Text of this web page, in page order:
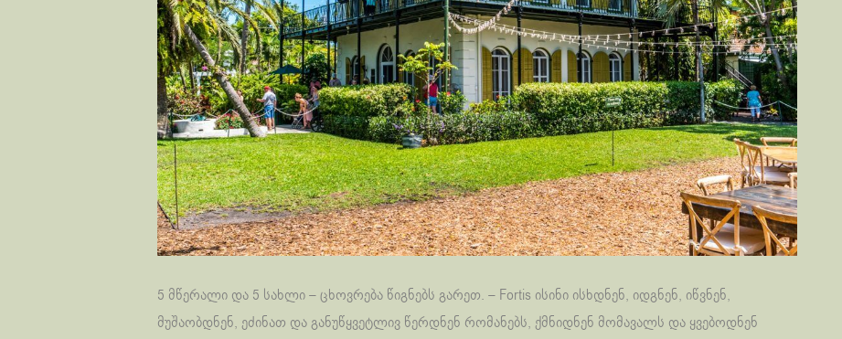
5 მწერალი და 5 სახლი – ცხოვრება წიგნებს გარეთ. – Fortis ისინი ისხდნენ, იდგნენ, იწვნენ,
მუშაობდნენ, ეძინათ და განუწყვეტლივ წერდნენ რომანებს, ქმნიდნენ მომავალს და ყვებოდნენ